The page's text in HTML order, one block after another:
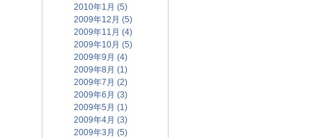
2010年1月 (5)
2009年12月 (5)
2009年11月 (4)
2009年10月 (5)
2009年9月 (4)
2009年8月 (1)
2009年7月 (2)
2009年6月 (3)
2009年5月 (1)
2009年4月 (3)
2009年3月 (5)